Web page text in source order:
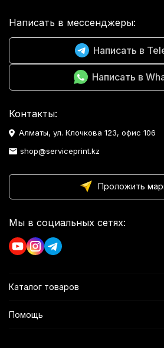
Написать в мессенджеры:
Написать в
Написать в
Контакты:
Алматы, ул. Клочкова 123, офис 106
shop@serviceprint.kz
Проложить
Мы в социальных сетях:
Каталог товаров
Помощь